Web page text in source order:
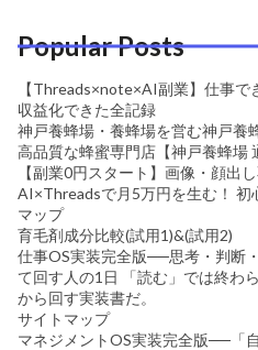
Popular Posts
【Threads×note×AI副業】仕事で
収益化できた全記録
神戸養蜂場・養蜂場を営む神戸養
高品質な蜂蜜専門店【神戸養蜂場
【副業0円スタート】画像・顔出
AI×Threadsで月5万円を生む！ 初
マップ
育毛剤成分比較(試用1)&(試用2)
仕事OS実装完全版──思考・判断
て回す人の1日 「読む」では終わ
から回す実装書だ。
サイトマップ
マネジメントOS実装完全版──「